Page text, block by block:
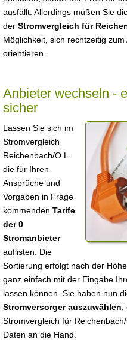
ausfällt. Allerdings müßen Sie
der Stromvergleich für
Möglichkeit, sich rechtzeitig
orientieren.
Anbieter wechseln -
sicher
Lassen Sie sich im
Stromvergleich
Reichenbach/O.L.
die für Ihren
Ansprüche und
Vorgaben in Frage
kommenden Tarife
der 0
Stromanbieter
auflisten. Die
Sortierung erfolgt nach der
ganz einfach mit der Eingabe
lassen können. Sie haben nun
Stromversorger auszuwählen
Stromvergleich für
Daten an die Hand.